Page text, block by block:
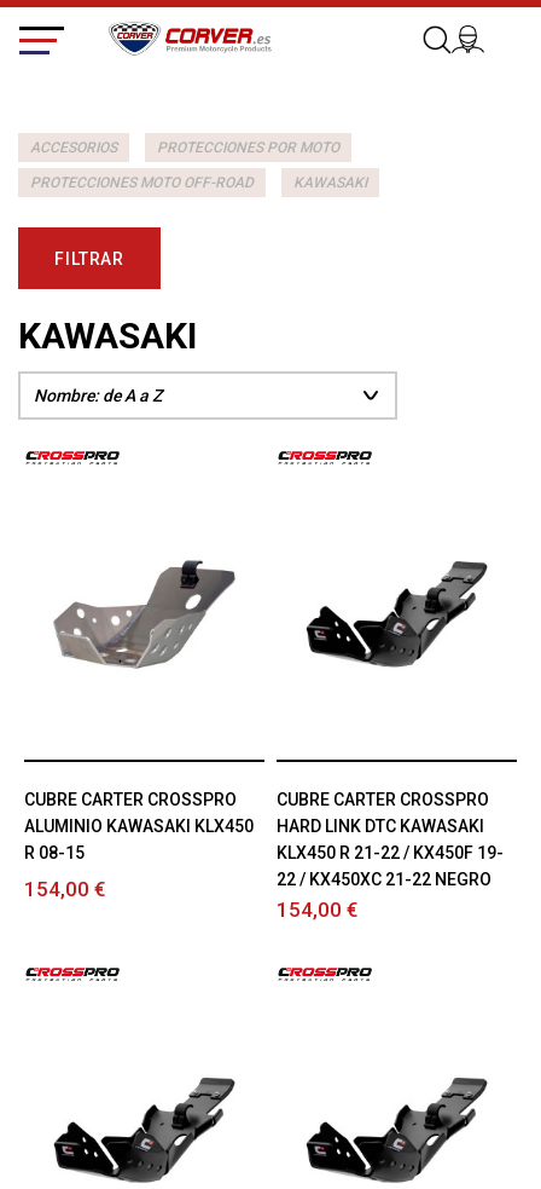
ACCESORIOS PROTECCIONES POR MOTO
PROTECCIONES MOTO OFF-ROAD KAWASAKI
FILTRAR
KAWASAKI
CUBRE CARTER CROSSPRO
ALUMINIO KAWASAKI KLX450
R 08-15
154,00 €
CUBRE CARTER CROSSPRO
HARD LINK DTC KAWASAKI
KLX450 R 21-22 / KX450F 19-
22 / KX450XC 21-22 NEGRO
154,00 €